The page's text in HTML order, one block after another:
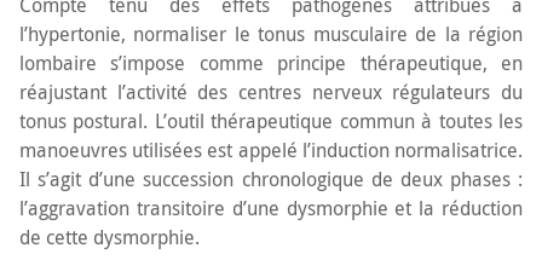
l’hypertonie, normaliser le tonus musculaire de la région
lombaire s’impose comme principe thérapeutique, en
réajustant l’activité des centres nerveux régulateurs du
tonus postural. L’outil thérapeutique commun à toutes les
manoeuvres utilisées est appelé l’induction normalisatrice.
Il s’agit d’une succession chronologique de deux phases :
l’aggravation transitoire d’une dysmorphie et la réduction
de cette dysmorphie.